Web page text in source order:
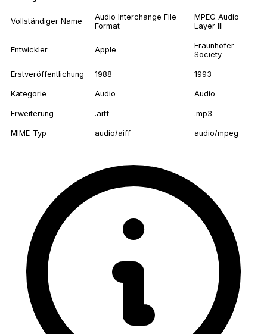
Vollständiger Name
Audio Interchange File
Format
MPEG Audio
Layer III
Entwickler Apple
Fraunhofer
Society
Erstveröffentlichung 1988 1993
Kategorie Audio Audio
Erweiterung .aiff .mp3
MIME-Typ audio/aiff audio/mpeg